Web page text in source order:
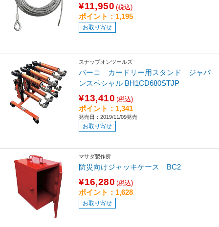
¥11,950 (税込)
ポイント：1,195
お取り寄せ
スナップオンツールズ
バーコ カードリー用スタンド ジャパ
ンスペシャル BH1CD680STJP
¥13,410 (税込)
ポイント：1,341
発売日：2019/11/09発売
お取り寄せ
マサダ製作所
防災向けジャッキケース BC2
¥16,280 (税込)
ポイント：1,628
お取り寄せ